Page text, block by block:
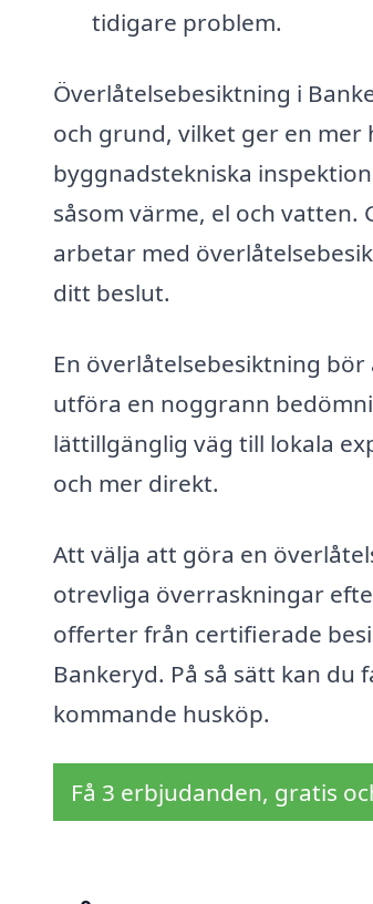
tidigare problem.
Överlåtelsebesiktning i
och grund, vilket ger en mer
byggnadstekniska
såsom värme, el och
arbetar med
ditt beslut.
En överlåtelsebesiktning
utföra en noggrann
lättillgänglig väg till lokala
och mer direkt.
Att välja att göra en
otrevliga överraskningar
offerter från certifierade
Bankeryd. På så sätt kan
kommande husköp.
Få 3 erbjudanden, gratis